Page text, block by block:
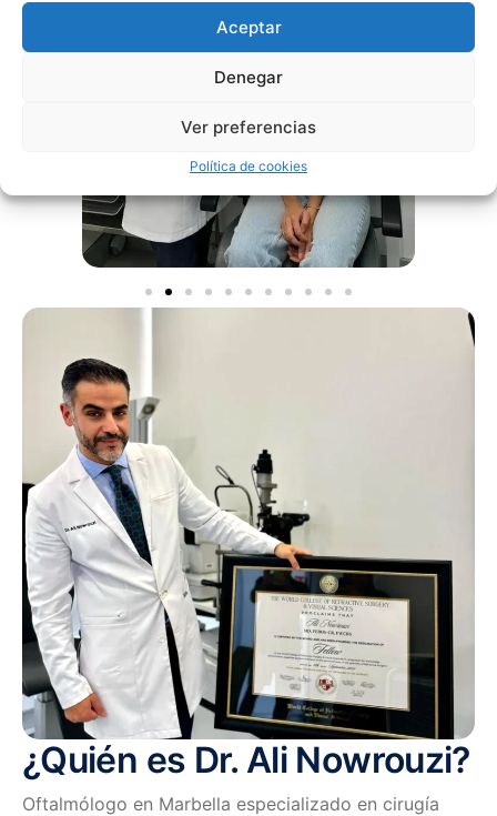
Aceptar
Denegar
Ver preferencias
Política de cookies
¿Quién es Dr. Ali Nowrouzi?
Oftalmólogo en Marbella especializado en cirugía